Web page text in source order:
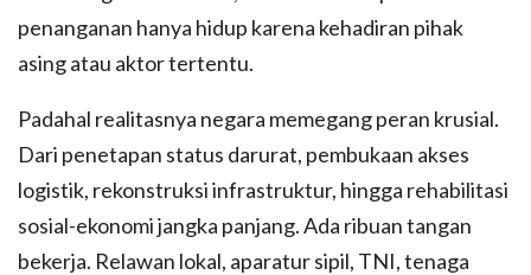
penanganan hanya hidup karena kehadiran pihak
asing atau aktor tertentu.
Padahal realitasnya negara memegang peran krusial.
Dari penetapan status darurat, pembukaan akses
logistik, rekonstruksi infrastruktur, hingga rehabilitasi
sosial-ekonomi jangka panjang. Ada ribuan tangan
bekerja. Relawan lokal, aparatur sipil, TNI, tenaga